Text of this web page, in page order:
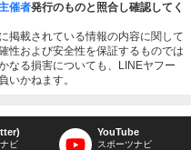
催者発行のものと照合し確認してく
掲載されている情報の内容に関して
性および安全性を保証するものでは
なる損害についても、LINEヤフー
いかねます。
ビ
YouTube
スポーツナビ